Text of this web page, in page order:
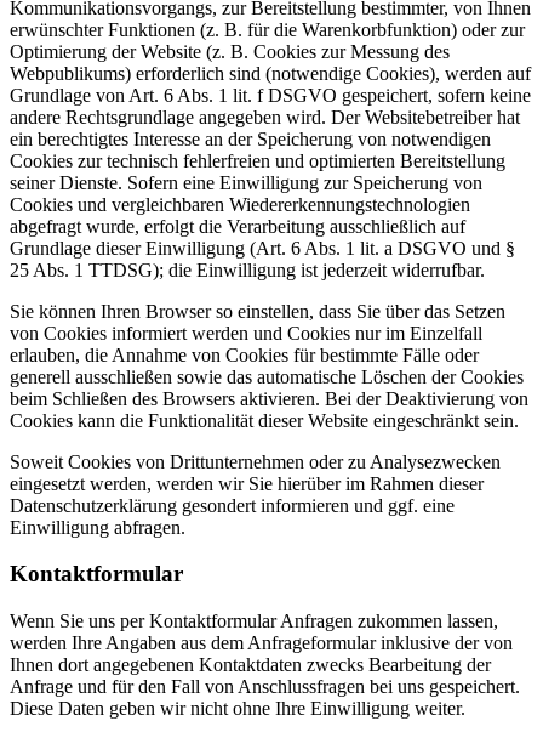
Kommunikationsvorgangs, zur Bereitstellung bestimmter, von Ihnen
erwünschter Funktionen (z. B. für die Warenkorbfunktion) oder zur
Optimierung der Website (z. B. Cookies zur Messung des
Webpublikums) erforderlich sind (notwendige Cookies), werden auf
Grundlage von Art. 6 Abs. 1 lit. f DSGVO gespeichert, sofern keine
andere Rechtsgrundlage angegeben wird. Der Websitebetreiber hat
ein berechtigtes Interesse an der Speicherung von notwendigen
Cookies zur technisch fehlerfreien und optimierten Bereitstellung
seiner Dienste. Sofern eine Einwilligung zur Speicherung von
Cookies und vergleichbaren Wiedererkennungstechnologien
abgefragt wurde, erfolgt die Verarbeitung ausschließlich auf
Grundlage dieser Einwilligung (Art. 6 Abs. 1 lit. a DSGVO und §
25 Abs. 1 TTDSG); die Einwilligung ist jederzeit widerrufbar.
Sie können Ihren Browser so einstellen, dass Sie über das Setzen
von Cookies informiert werden und Cookies nur im Einzelfall
erlauben, die Annahme von Cookies für bestimmte Fälle oder
generell ausschließen sowie das automatische Löschen der Cookies
beim Schließen des Browsers aktivieren. Bei der Deaktivierung von
Cookies kann die Funktionalität dieser Website eingeschränkt sein.
Soweit Cookies von Drittunternehmen oder zu Analysezwecken
eingesetzt werden, werden wir Sie hierüber im Rahmen dieser
Datenschutzerklärung gesondert informieren und ggf. eine
Einwilligung abfragen.
Kontaktformular
Wenn Sie uns per Kontaktformular Anfragen zukommen lassen,
werden Ihre Angaben aus dem Anfrageformular inklusive der von
Ihnen dort angegebenen Kontaktdaten zwecks Bearbeitung der
Anfrage und für den Fall von Anschlussfragen bei uns gespeichert.
Diese Daten geben wir nicht ohne Ihre Einwilligung weiter.